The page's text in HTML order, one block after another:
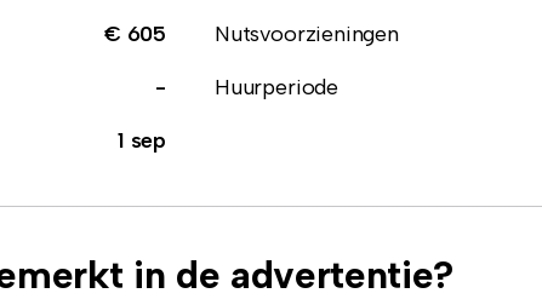
€ 605 Nutsvoorzieningen
- Huurperiode
1 sep
in de advertentie?